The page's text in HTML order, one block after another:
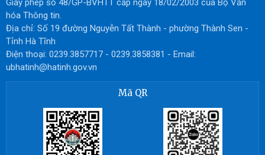
Giấy phép số 48/GP-BVHTT cấp ngày 18/02/2003 của Bộ Văn
hóa Thông tin.
Địa chỉ: Số 19 đường Nguyễn Tất Thành - phường Thành Sen -
Tỉnh Hà Tĩnh
Điện thoại: 0239.3857717 - 0239.3858381 - Email:
ubhatinh@hatinh.gov.vn
Mã QR